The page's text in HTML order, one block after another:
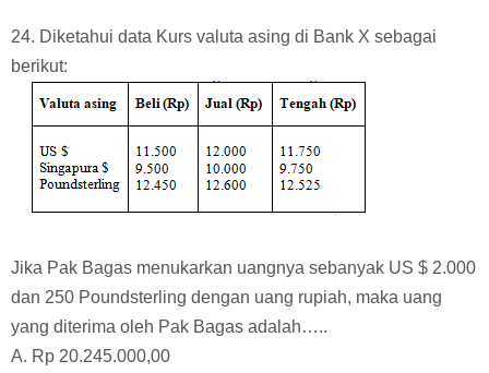
C. Rp 250 miliar
D. Rp 350 miliar
E. Rp 550 miliar
24. Diketahui data Kurs valuta asing di Bank X sebagai
berikut: